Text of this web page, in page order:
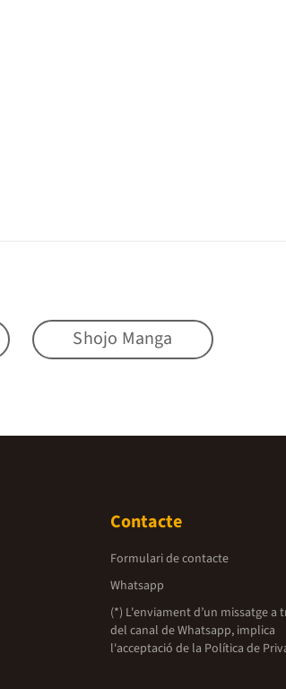
Shojo Manga
Contacte
Formulari de contacte
Whatsapp
(*) L'enviament d’un missatge a
del canal de Whatsapp, implica
l'acceptació de la Política de